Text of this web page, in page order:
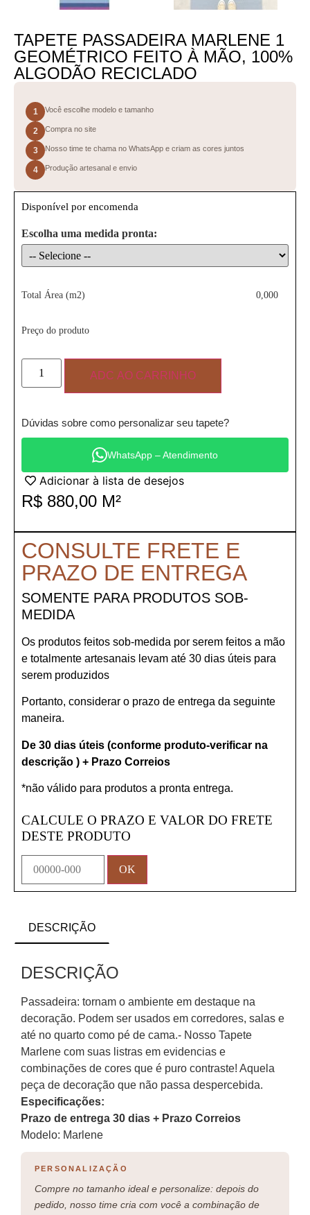
TAPETE PASSADEIRA MARLENE 1
GEOMÉTRICO FEITO À MÃO, 100%
ALGODÃO RECICLADO
1 Você escolhe modelo e tamanho
2 Compra no site
3 Nosso time te chama no WhatsApp e criam as cores juntos
4 Produção artesanal e envio
Disponível por encomenda
Escolha uma medida pronta:
Total Área (m2) 0,000
Preço do produto
ADC AO CARRINHO
Dúvidas sobre como personalizar seu tapete?
WhatsApp – Atendimento
Adicionar à lista de desejos
R$ 880,00 M²
CONSULTE FRETE E
PRAZO DE ENTREGA
SOMENTE PARA PRODUTOS SOB-
MEDIDA
Os produtos feitos sob-medida por serem feitos a mão
e totalmente artesanais levam até 30 dias úteis para
serem produzidos
Portanto, considerar o prazo de entrega da seguinte
maneira.
De 30 dias úteis (conforme produto-verificar na
descrição ) + Prazo Correios
*não válido para produtos a pronta entrega.
CALCULE O PRAZO E VALOR DO FRETE
DESTE PRODUTO
DESCRIÇÃO
DESCRIÇÃO
Passadeira: tornam o ambiente em destaque na
decoração. Podem ser usados em corredores, salas e
até no quarto como pé de cama.- Nosso Tapete
Marlene com suas listras em evidencias e
combinações de cores que é puro contraste! Aquela
peça de decoração que não passa despercebida.
Especificações:
Prazo de entrega 30 dias + Prazo Correios
Modelo: Marlene
PERSONALIZAÇÃO
Compre no tamanho ideal e personalize: depois do
pedido, nosso time cria com você a combinação de